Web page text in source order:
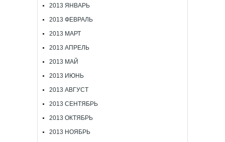
2013 ЯНВАРЬ
2013 ФЕВРАЛЬ
2013 МАРТ
2013 АПРЕЛЬ
2013 МАЙ
2013 ИЮНЬ
2013 АВГУСТ
2013 СЕНТЯБРЬ
2013 ОКТЯБРЬ
2013 НОЯБРЬ